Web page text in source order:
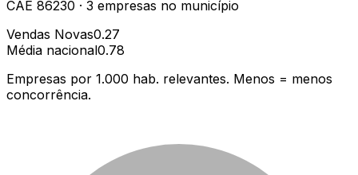
CAE 86230 · 3 empresas no município
Vendas Novas0.27
Média nacional0.78
Empresas por 1.000 hab. relevantes. Menos = menos
concorrência.